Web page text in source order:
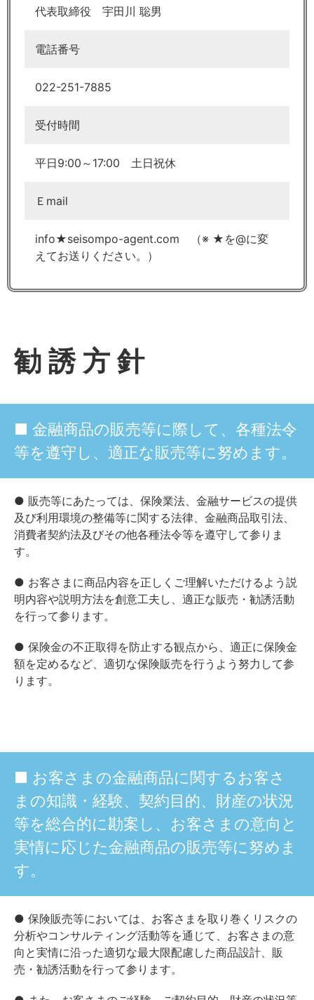
代表取締役 宇田川 聡男
電話番号
022-251-7885
受付時間
平日9:00～17:00 土日祝休
Ｅmail
info★seisompo-agent.com （※ ★を@に変
えてお送りください。）
勧誘方針
■ 金融商品の販売等に際して、各種法令
等を遵守し、適正な販売等に努めます。
● 販売等にあたっては、保険業法、金融サービスの提供
及び利用環境の整備等に関する法律、金融商品取引法、
消費者契約法及びその他各種法令等を遵守して参りま
す。
● お客さまに商品内容を正しくご理解いただけるよう説
明内容や説明方法を創意工夫し、適正な販売・勧誘活動
を行って参ります。
● 保険金の不正取得を防止する観点から、適正に保険金
額を定めるなど、適切な保険販売を行うよう努力して参
ります。
■ お客さまの金融商品に関するお客さ
まの知識・経験、契約目的、財産の状況
等を総合的に勘案し、お客さまの意向と
実情に応じた金融商品の販売等に努めま
す。
● 保険販売等においては、お客さまを取り巻くリスクの
分析やコンサルティング活動等を通じて、お客さまの意
向と実情に沿った適切な最大限配慮した商品設計、販
売・勧誘活動を行って参ります。